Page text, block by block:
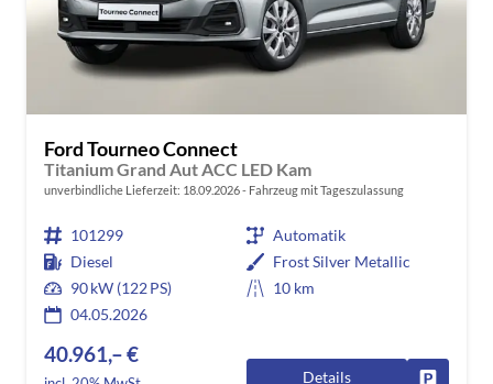
Ford Tourneo Connect
Titanium Grand Aut ACC LED Kam
unverbindliche Lieferzeit: 18.09.2026 Fahrzeug mit Tageszulassung
101299
Automatik
Diesel
Frost Silver Metallic
90 kW (122 PS)
10 km
04.05.2026
40.961,– €
Details